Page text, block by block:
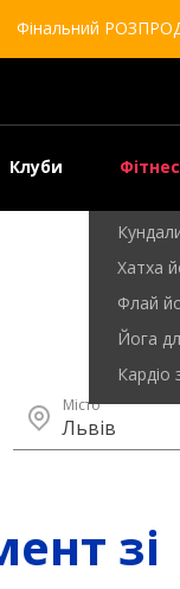
Фінальний
Клуби
Хатха
Флай
Йога
Кардіо
Місто
Львів
зі